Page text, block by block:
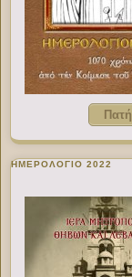
ΗΜΕΡΟΛΟΓΙΟ 2022